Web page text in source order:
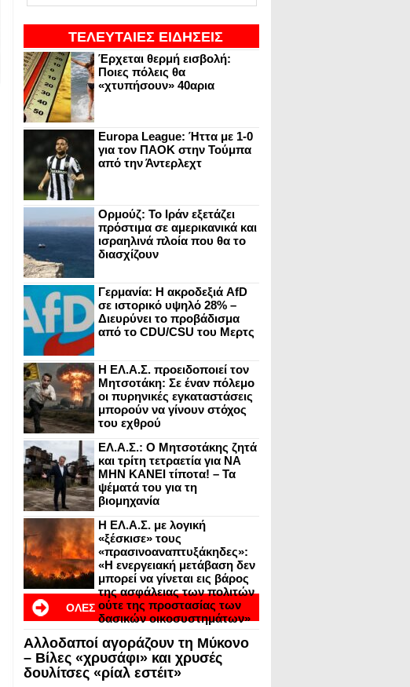
ΤΕΛΕΥΤΑΙΕΣ ΕΙΔΗΣΕΙΣ
Έρχεται θερμή εισβολή:
Ποιες πόλεις θα
«χτυπήσουν» 40αρια
Europa League: Ήττα με 1-0
για τον ΠΑΟΚ στην Τούμπα
από την Άντερλεχτ
Ορμούζ: Το Ιράν εξετάζει
πρόστιμα σε αμερικανικά και
ισραηλινά πλοία που θα το
διασχίζουν
Γερμανία: Η ακροδεξιά AfD
σε ιστορικό υψηλό 28% –
Διευρύνει το προβάδισμα
από το CDU/CSU του Μερτς
Η ΕΛ.Α.Σ. προειδοποιεί τον
Μητσοτάκη: Σε έναν πόλεμο
οι πυρηνικές εγκαταστάσεις
μπορούν να γίνουν στόχος
του εχθρού
ΕΛ.Α.Σ.: Ο Μητσοτάκης ζητά
και τρίτη τετραετία για ΝΑ
ΜΗΝ ΚΑΝΕΙ τίποτα! – Τα
ψέματά του για τη
βιομηχανία
Η ΕΛ.Α.Σ. με λογική
«ξέσκισε» τους
«πρασινοαναπτυξάκηδες»:
«Η ενεργειακή μετάβαση δεν
μπορεί να γίνεται εις βάρος
της ασφάλειας των πολιτών
ούτε της προστασίας των
δασικών οικοσυστημάτων»
ΟΛΕΣ
ΟΙ
ΕΙΔΗΣΕΙΣ ΣΕ BLOGVIEW
Αλλοδαποί αγοράζουν τη Μύκονο
– Βίλες «χρυσάφι» και χρυσές
δουλίτσες «ρίαλ εστέιτ»